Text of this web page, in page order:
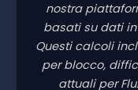
nostra
basati su dati
Questi calcoli
per blocco,
attuali per